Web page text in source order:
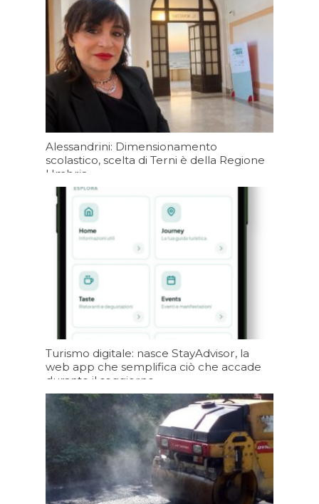
Alessandrini: Dimensionamento
scolastico, scelta di Terni è della Regione
Umbria
Oggi 07:20
Turismo digitale: nasce StayAdvisor, la
web app che semplifica ciò che accade
durante il soggiorno
09/08/2026 19:19